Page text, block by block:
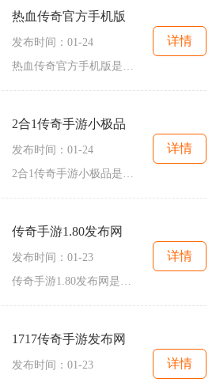
热血传奇官方手机版
发布时间：01-24
热血传奇官方手机版是一款经典的2D游戏，它以角色扮演为主题，玩家们可以扮演各种职业的勇士，与成千上万的玩家进行万人在线的互动。这款游戏凭借其丰富的玩法和刺激的PK对战，
详情
2合1传奇手游小极品
发布时间：01-24
2合1传奇手游小极品是一款备受玩家喜爱的手机游戏。游戏融合了动作冒险和角色扮演的元素，给玩家带来了丰富多样的游戏体验。本文将为大家介绍游戏的具体玩法，并探讨其为什么成
详情
传奇手游1.80发布网
发布时间：01-23
传奇手游1.80发布网是一款以经典的传奇游戏为背景的2D角色扮演游戏。这款游戏拥有万人在线的游戏模式，玩家可以与其他玩家进行互动和交流，体验到真实而又有趣的游戏世界。在传
详情
1717传奇手游发布网
发布时间：01-23 详情